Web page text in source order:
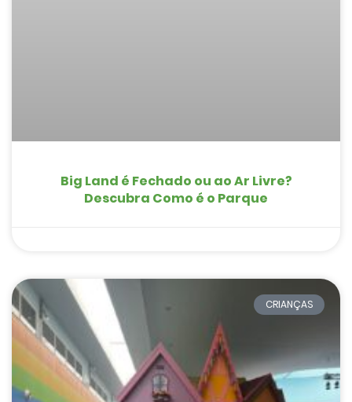
Big Land é Fechado ou ao Ar Livre?
Descubra Como é o Parque
CRIANÇAS